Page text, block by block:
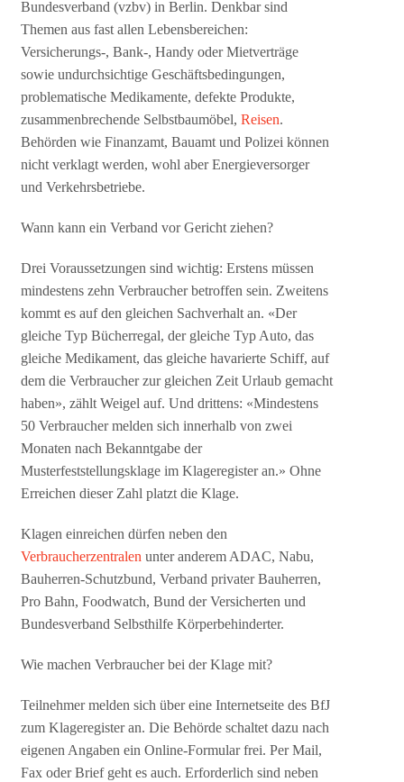
Bundesverband (vzbv) in Berlin. Denkbar sind
Themen aus fast allen Lebensbereichen:
Versicherungs-, Bank-, Handy oder Mietverträge
sowie undurchsichtige Geschäftsbedingungen,
problematische Medikamente, defekte Produkte,
zusammenbrechende Selbstbaumöbel,Reisen.
Behörden wie Finanzamt, Bauamt und Polizei können
nicht verklagt werden, wohl aber Energieversorger
und Verkehrsbetriebe.
Wann kann ein Verband vor Gericht ziehen?
Drei Voraussetzungen sind wichtig: Erstens müssen
mindestens zehn Verbraucher betroffen sein. Zweitens
kommt es auf den gleichen Sachverhalt an. «Der
gleiche Typ Bücherregal, der gleiche Typ Auto, das
gleiche Medikament, das gleiche havarierte Schiff, auf
dem die Verbraucher zur gleichen Zeit Urlaub gemacht
haben», zählt Weigel auf. Und drittens: «Mindestens
50 Verbraucher melden sich innerhalb von zwei
Monaten nach Bekanntgabe der
Musterfeststellungsklage im Klageregister an.» Ohne
Erreichen dieser Zahl platzt die Klage.
Klagen einreichen dürfen neben den
Verbraucherzentralen unter anderem ADAC, Nabu,
Bauherren-Schutzbund, Verband privater Bauherren,
Pro Bahn, Foodwatch, Bund der Versicherten und
Bundesverband Selbsthilfe Körperbehinderter.
Wie machen Verbraucher bei der Klage mit?
Teilnehmer melden sich über eine Internetseite des BfJ
zum Klageregister an. Die Behörde schaltet dazu nach
eigenen Angaben ein Online-Formular frei. Per Mail,
Fax oder Brief geht es auch. Erforderlich sind neben